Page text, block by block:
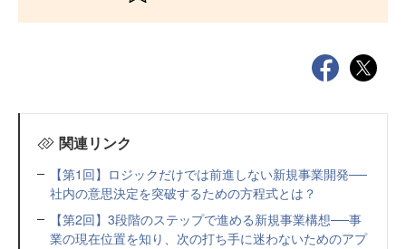
関連リンク
【第1回】ロジックだけでは前進しない新規事業開発──
社内の意思決定を突破するための方程式とは？
【第2回】3段階のステップで進める新規事業構想──事
業の現在位置を知り、次の打ち手に迷わないためのアプ